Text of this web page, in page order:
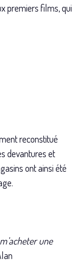
premiers films, qui
reconstitué
devantures et
ont ainsi été
une